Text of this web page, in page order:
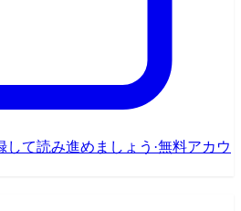
て読み進めましょう ·無料アカウ